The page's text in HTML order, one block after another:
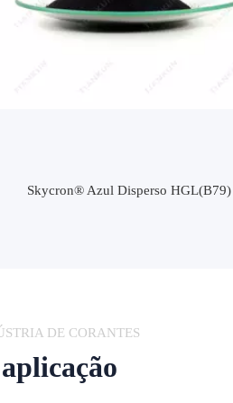
Skycron® Disperse Azul GG(B354)
DE CORANTES